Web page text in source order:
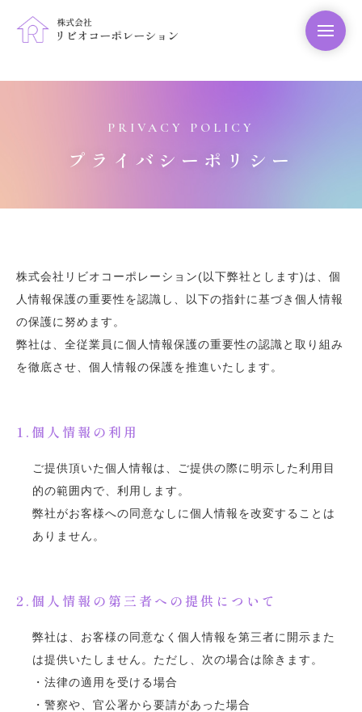
PRIVACY POLICY
プライバシーポリシー
株式会社リビオコーポレーション(以下弊社とします)は、個
人情報保護の重要性を認識し、以下の指針に基づき個人情報
の保護に努めます。
弊社は、全従業員に個人情報保護の重要性の認識と取り組み
を徹底させ、個人情報の保護を推進いたします。
1.個人情報の利用
ご提供頂いた個人情報は、ご提供の際に明示した利用目
的の範囲内で、利用します。
弊社がお客様への同意なしに個人情報を改変することは
ありません。
2.個人情報の第三者への提供について
弊社は、お客様の同意なく個人情報を第三者に開示また
は提供いたしません。ただし、次の場合は除きます。
・法律の適用を受ける場合
・警察や、官公署から要請があった場合